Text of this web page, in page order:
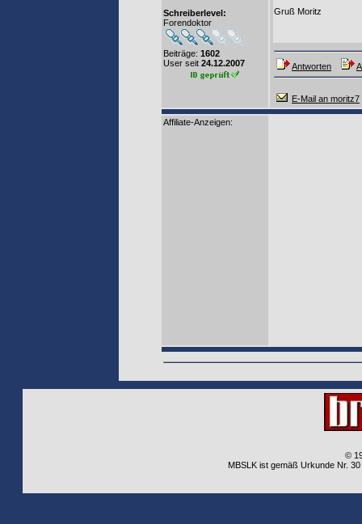
Schreiberlevel:
Forendoktor
Beiträge: 1602
User seit 24.12.2007
Gruß Moritz
Antworten
E-Mail an moritz7
Affiliate-Anzeigen:
©
MBSLK ist gemäß Urkunde Nr.